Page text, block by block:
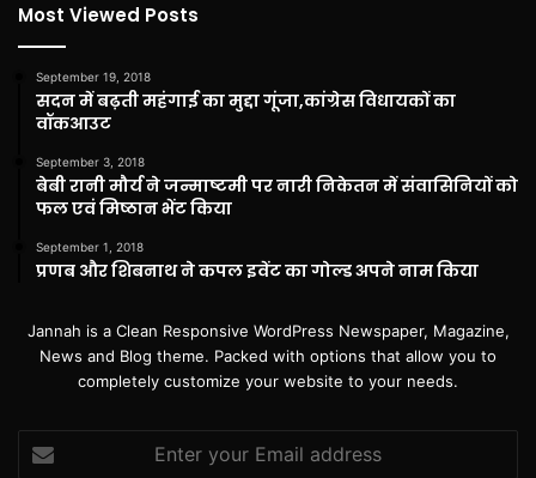
Most Viewed Posts
September 19, 2018
सदन में बढ़ती महंगाई का मुद्दा गूंजा,कांग्रेस विधायकों का
वॉकआउट
September 3, 2018
बेबी रानी मौर्य ने जन्माष्टमी पर नारी निकेतन में संवासिनियों को
फल एवं मिष्ठान भेंट किया
September 1, 2018
प्रणब और शिबनाथ ने कपल इवेंट का गोल्ड अपने नाम किया
Jannah is a Clean Responsive WordPress Newspaper, Magazine,
News and Blog theme. Packed with options that allow you to
completely customize your website to your needs.
your